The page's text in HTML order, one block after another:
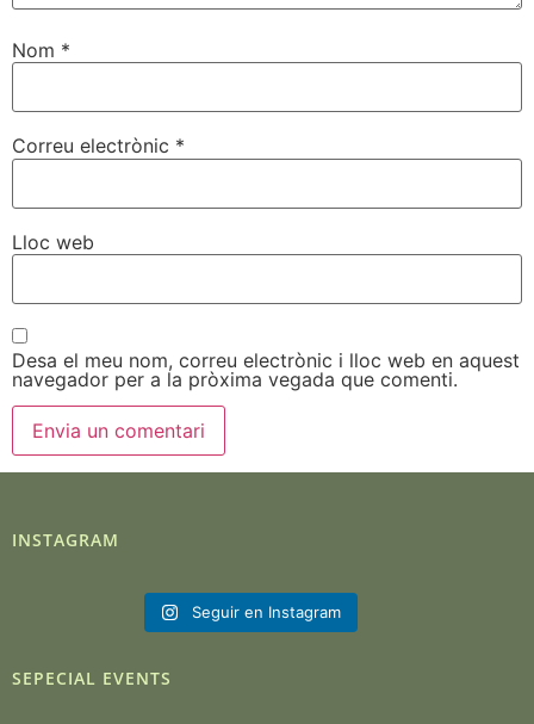
Nom *
Correu electrònic *
Lloc web
Desa el meu nom, correu electrònic i lloc web en aquest
navegador per a la pròxima vegada que comenti.
INSTAGRAM
Seguir en Instagram
SEPECIAL EVENTS